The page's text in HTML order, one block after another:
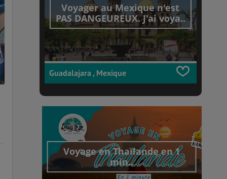
Voyager au Mexique n'est
PAS DANGEUREUX. J'ai voya..
Guadalajara , Mexique
Voyage en Thaïlande en 1
min..